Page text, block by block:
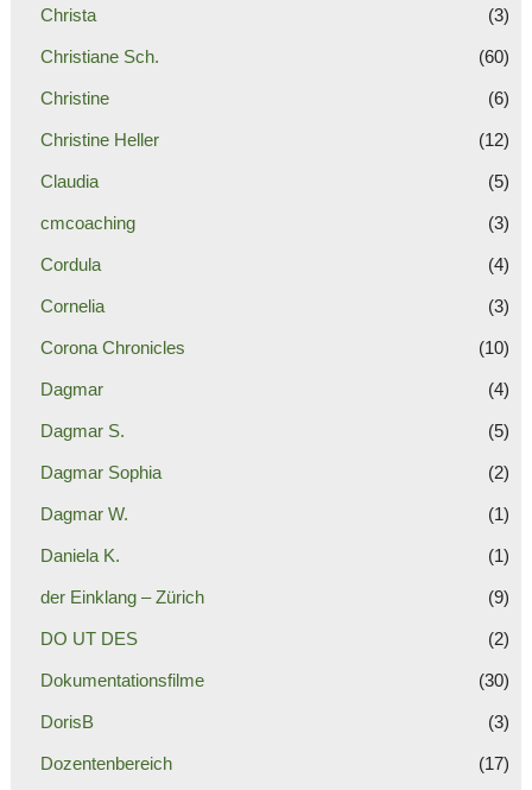
Christa (3)
Christiane Sch. (60)
Christine (6)
Christine Heller (12)
Claudia (5)
cmcoaching (3)
Cordula (4)
Cornelia (3)
Corona Chronicles (10)
Dagmar (4)
Dagmar S. (5)
Dagmar Sophia (2)
Dagmar W. (1)
Daniela K. (1)
der Einklang – Zürich (9)
DO UT DES (2)
Dokumentationsfilme (30)
DorisB (3)
Dozentenbereich (17)